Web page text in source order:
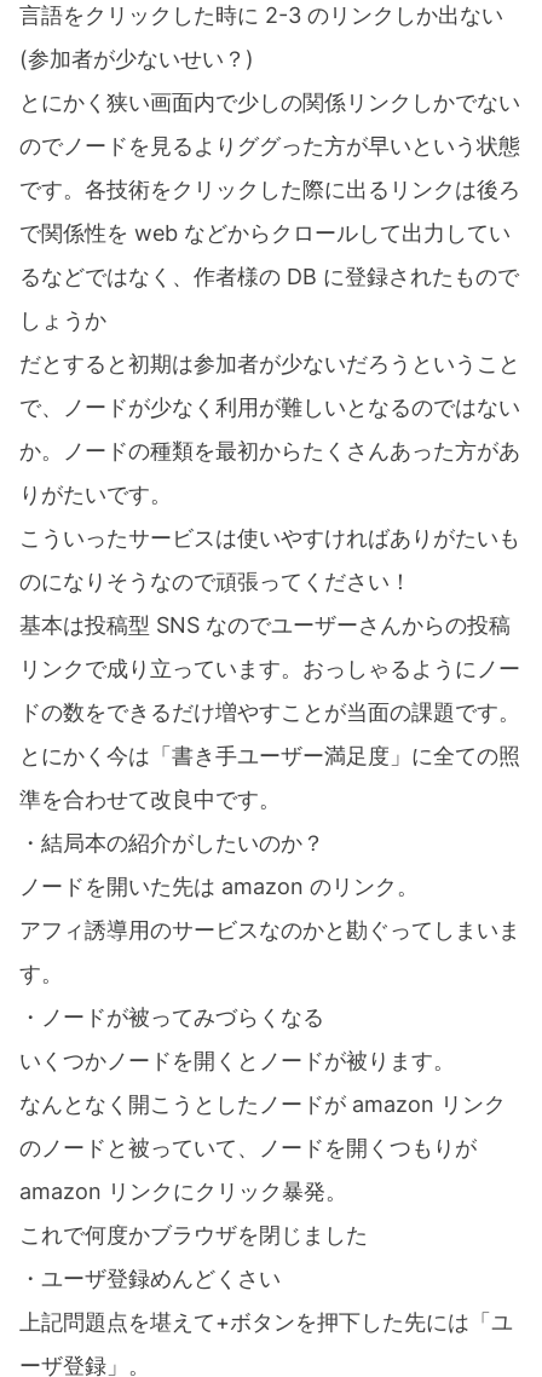
言語をクリックした時に 2-3 のリンクしか出ない
(参加者が少ないせい？)
とにかく狭い画面内で少しの関係リンクしかでない
のでノードを見るよりググった方が早いという状態
です。各技術をクリックした際に出るリンクは後ろ
で関係性を web などからクロールして出力してい
るなどではなく、作者様の DB に登録されたもので
しょうか
だとすると初期は参加者が少ないだろうということ
で、ノードが少なく利用が難しいとなるのではない
か。ノードの種類を最初からたくさんあった方があ
りがたいです。
こういったサービスは使いやすければありがたいも
のになりそうなので頑張ってください！
基本は投稿型 SNS なのでユーザーさんからの投稿
リンクで成り立っています。おっしゃるようにノー
ドの数をできるだけ増やすことが当面の課題です。
とにかく今は「書き手ユーザー満足度」に全ての照
準を合わせて改良中です。
・結局本の紹介がしたいのか？
ノードを開いた先は amazon のリンク。
アフィ誘導用のサービスなのかと勘ぐってしまいま
す。
・ノードが被ってみづらくなる
いくつかノードを開くとノードが被ります。
なんとなく開こうとしたノードが amazon リンク
のノードと被っていて、ノードを開くつもりが
amazon リンクにクリック暴発。
これで何度かブラウザを閉じました
・ユーザ登録めんどくさい
上記問題点を堪えて+ボタンを押下した先には「ユ
ーザ登録」。